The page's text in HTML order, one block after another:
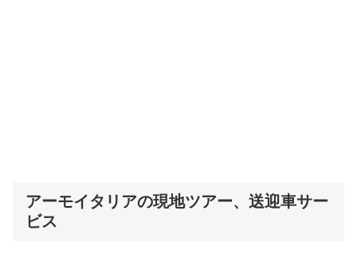
アーモイタリアの現地ツアー、送迎車サー
ビス